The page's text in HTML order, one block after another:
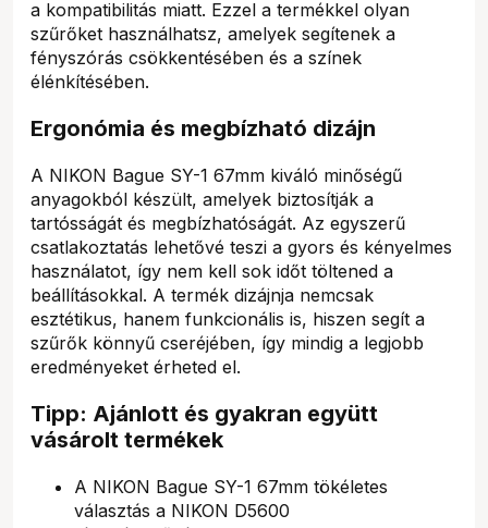
a kompatibilitás miatt. Ezzel a termékkel olyan
szűrőket használhatsz, amelyek segítenek a
fényszórás csökkentésében és a színek
élénkítésében.
Ergonómia és megbízható dizájn
A NIKON Bague SY-1 67mm kiváló minőségű
anyagokból készült, amelyek biztosítják a
tartósságát és megbízhatóságát. Az egyszerű
csatlakoztatás lehetővé teszi a gyors és kényelmes
használatot, így nem kell sok időt töltened a
beállításokkal. A termék dizájnja nemcsak
esztétikus, hanem funkcionális is, hiszen segít a
szűrők könnyű cseréjében, így mindig a legjobb
eredményeket érheted el.
Tipp: Ajánlott és gyakran együtt
vásárolt termékek
A NIKON Bague SY-1 67mm tökéletes
választás a NIKON D5600